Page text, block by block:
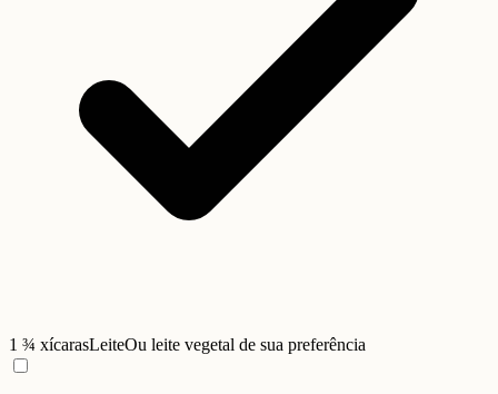
1 ¾ xícarasLeiteOu leite vegetal de sua preferência